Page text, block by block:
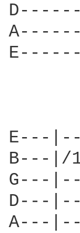
E---
B---|/
G---
D---
A---